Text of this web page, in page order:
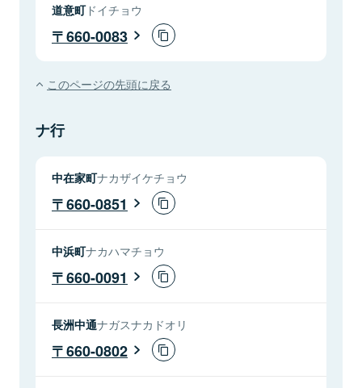
道意町ドイチョウ
660-0083
このページの先頭に戻る
ナ行
中在家町ナカザイケチョウ
660-0851
中浜町ナカハマチョウ
660-0091
長洲中通ナガスナカドオリ
660-0802